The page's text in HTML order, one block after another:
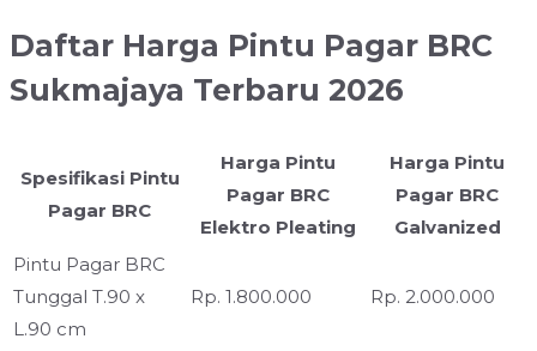
Daftar Harga Pintu Pagar BRC
Sukmajaya Terbaru 2026
Spesifikasi Pintu
Pagar BRC
Harga Pintu
Pagar BRC
Elektro Pleating
Harga Pintu
Pagar BRC
Galvanized
Pintu Pagar BRC
Tunggal T.90 x
L.90 cm
Rp. 1.800.000 Rp. 2.000.000